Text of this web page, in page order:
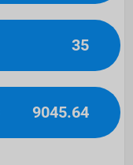
35
9045.64